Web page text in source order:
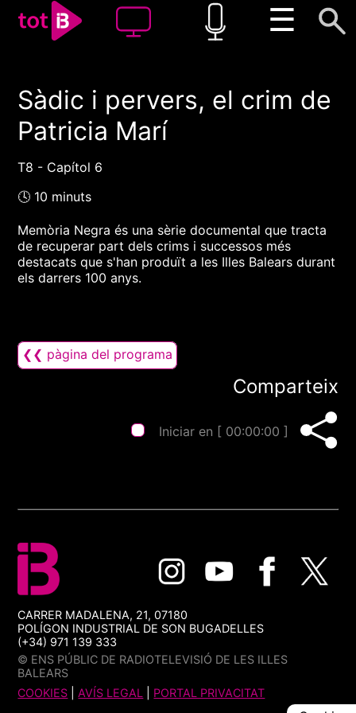
☰
00:00 00:00
1x
Sàdic i pervers, el crim de
Patricia Marí
T8 - Capítol 6
🕓 10 minuts
Memòria Negra és una sèrie documental que tracta
de recuperar part dels crims i successos més
destacats que s'han produït a les Illes Balears durant
els darrers 100 anys.
❮❮ pàgina del programa
Comparteix
Iniciar en [ 00:00:00 ]
CARRER MADALENA, 21, 07180
POLÍGON INDUSTRIAL DE SON BUGADELLES
(+34) 971 139 333
© ENS PÚBLIC DE RADIOTELEVISIÓ DE LES ILLES
BALEARS
COOKIES |AVÍS LEGAL PORTAL PRIVACITAT